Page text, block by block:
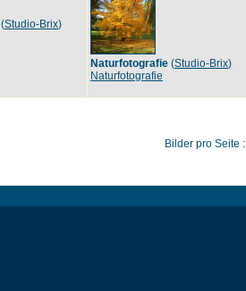
(Studio-Brix)
Naturfotografie (Studio-Brix)
Naturfotografie
Bilder pro Seite :